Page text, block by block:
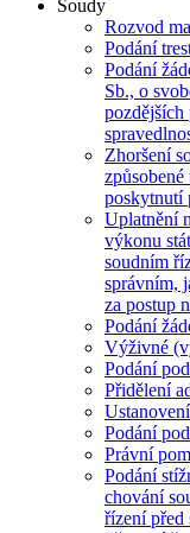
Soudy
Rozvod
Podání
Podání
Sb., o
pozdějších
Zhoršení
poskytnutí
Uplatnění
výkonu
soudním
správním,
za postup
Podání
Výživné
Podání
Přidělení
Podání
Právní
Podání
chování
řízení před